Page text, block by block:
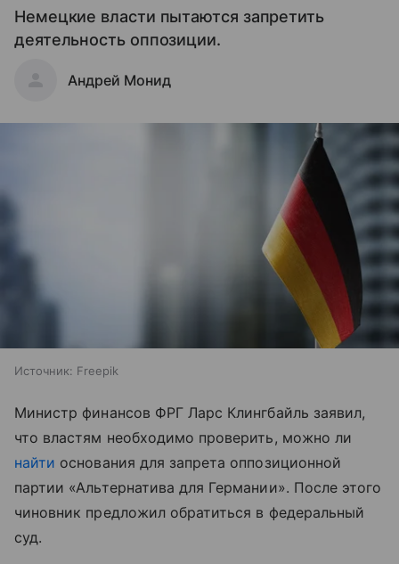
Немецкие власти пытаются запретить
деятельность оппозиции.
Андрей Монид
Источник: Freepik
Министр финансов ФРГ Ларс Клингбайль заявил,
что властям необходимо проверить, можно ли
найти основания для запрета оппозиционной
партии «Альтернатива для Германии». После этого
чиновник предложил обратиться в федеральный
суд.